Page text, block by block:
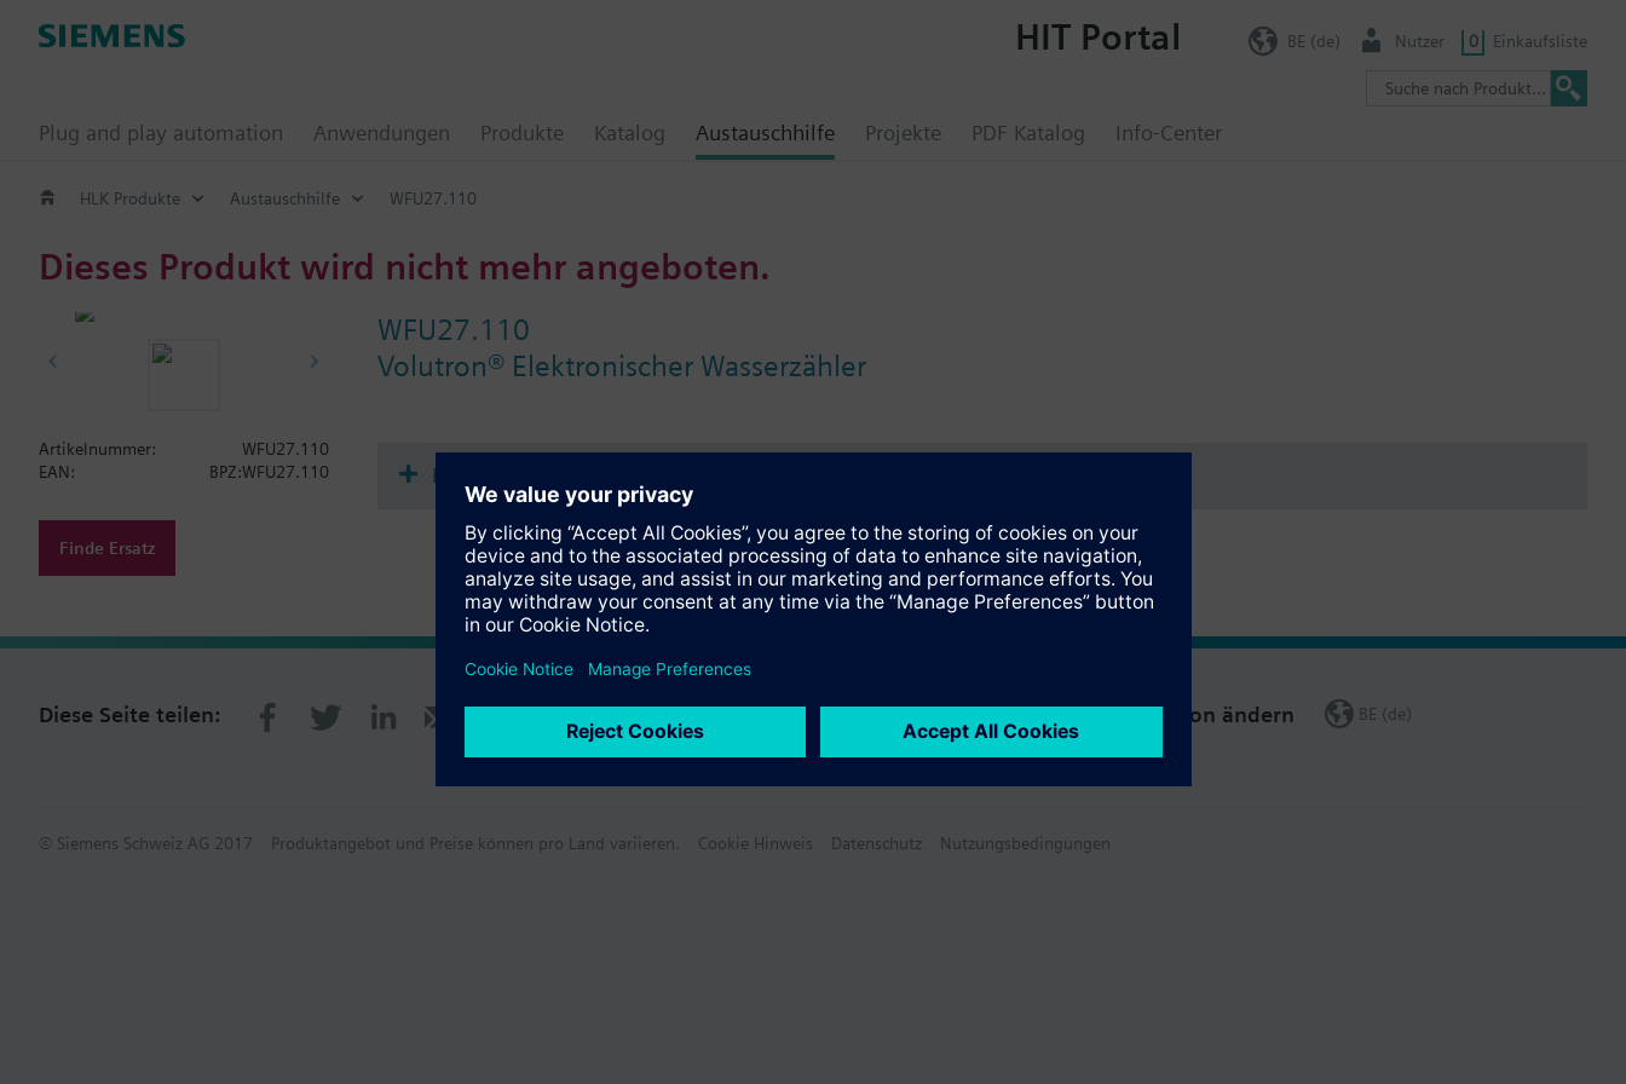
Plug and play automation Anwendungen Produkte Katalog Austauschhilfe Projekte PDF Katalog Info-Center
HIT Portal BE (de) Nutzer 0 Einkaufsliste
HLK Produkte Austauschhilfe WFU27.110
Dieses Produkt wird nicht mehr angeboten.
WFU27.110
Volutron® Elektronischer Wasserzähler
Artikelnummer:
WFU27.110
EAN:
BPZ:WFU27.110
Finde Ersatz
Dokumente
Diese Seite teilen: Region ändern BE (de)
© Siemens Schweiz AG 2017 Produktangebot und Preise können pro Land variieren. Cookie Hinweis Datenschutz Nutzungsbedingungen